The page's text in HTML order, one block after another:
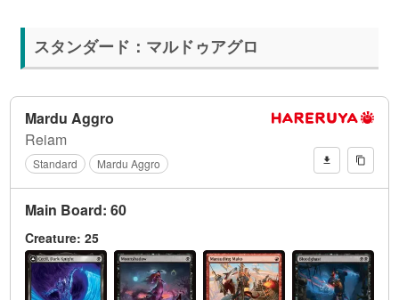
スタンダード：マルドゥアグロ